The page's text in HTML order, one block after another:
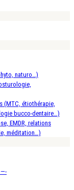
naturo…)
(MTC, étiothérapie,
bucco-dentaire…)
EMDR, relations
méditation…)